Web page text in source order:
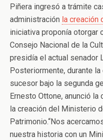
Piñera ingresó a trámite
administración la creación
iniciativa proponía otorgar
Consejo Nacional de la
presidía el actual senador
Posteriormente, durante
sucesor bajo la segunda
Ernesto Ottone, anunció
la creación del Ministerio
Patrimonio.“Nos
nuestra historia con un